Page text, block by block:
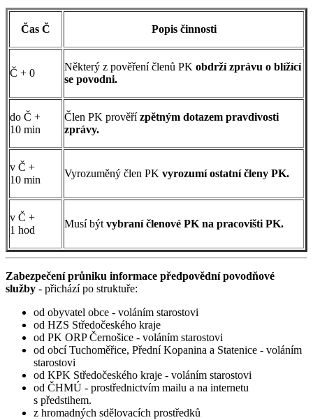
Čas Č Popis činnosti
Č + 0
Některý z pověření členů PK obdrží zprávu o blížící
se povodni.
do Č +
10 min
Člen PK prověřízpětným dotazem pravdivosti
zprávy.
v Č +
10 min
Vyrozuměný člen PK vyrozumí ostatní členy PK.
v Č +
1 hod
Musí být vybraní členové PK na pracovišti PK.
Zabezpečení průniku informace předpovědní povodňové
služby - přichází po struktuře:
od obyvatel obce - voláním starostovi
od HZS Středočeského kraje
od PK ORP Černošice - voláním starostovi
od obcí Tuchoměřice, Přední Kopanina a Statenice - voláním
starostovi
od KPK Středočeského kraje - voláním starostovi
od ČHMÚ - prostřednictvím mailu a na internetu
s předstihem.
z hromadných sdělovacích prostředků